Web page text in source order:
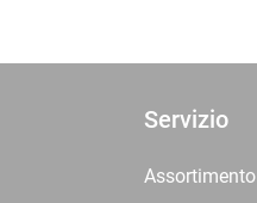
Servizio
Assortimento